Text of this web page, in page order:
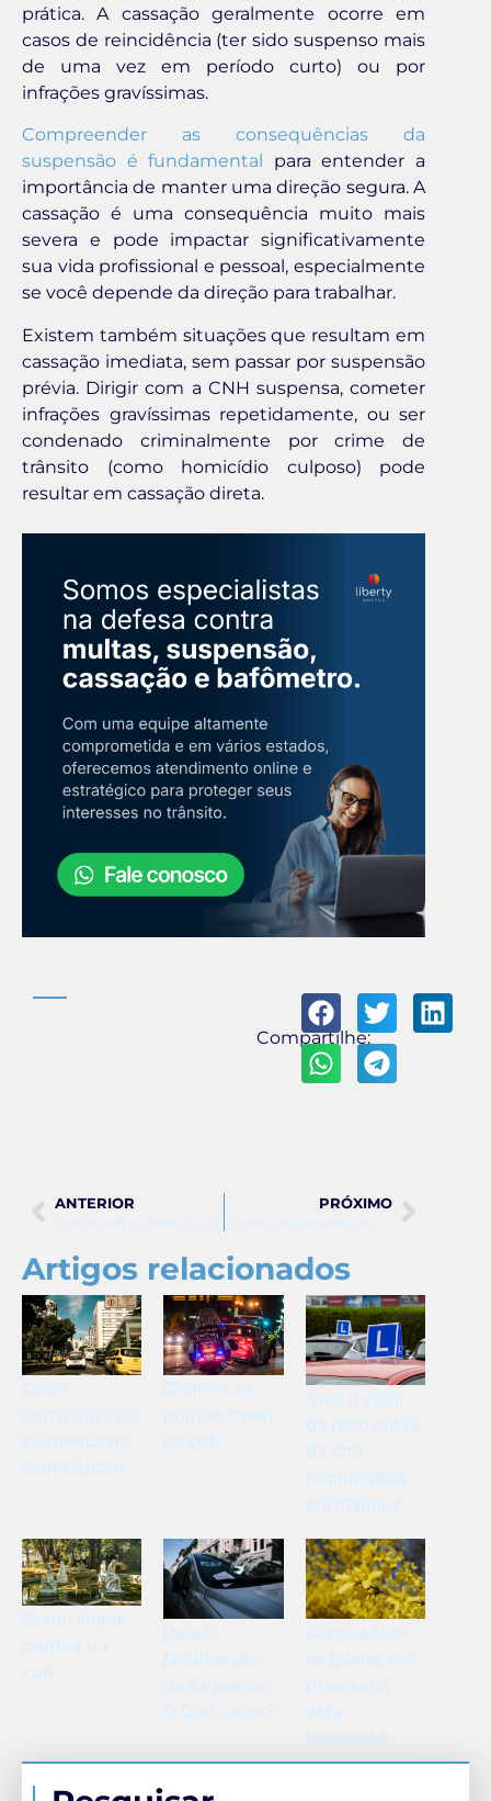
prática. A cassação geralmente ocorre em
casos de reincidência (ter sido suspenso mais
de uma vez em período curto) ou por
infrações gravíssimas.
Compreender as consequências da
suspensão é fundamental
para entender a
importância de manter uma direção segura. A
cassação é uma consequência muito mais
severa e pode impactar significativamente
sua vida profissional e pessoal, especialmente
se você depende da direção para trabalhar.
Existem também situações que resultam em
cassação imediata, sem passar por suspensão
prévia. Dirigir com a CNH suspensa, cometer
infrações gravíssimas repetidamente, ou ser
condenado criminalmente por crime de
trânsito (como homicídio culposo) pode
resultar em cassação direta.
Compartilhe:
ANTERIOR PRÓXIMO
Artigos relacionados
suspensa